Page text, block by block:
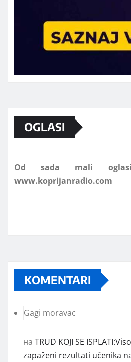
OGLASI
Od sada mali
KOMENTARI
Gagi moravac
на TRUD KOJI SE
zapaženi rezultati učenika